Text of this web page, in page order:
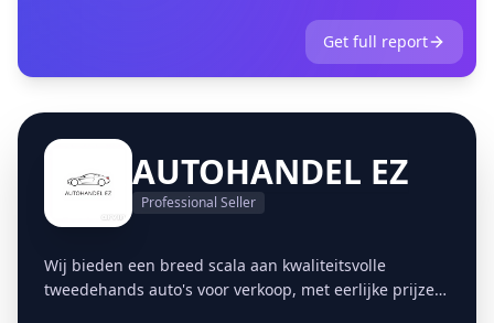
Get full report
AUTOHANDEL EZ
Professional Seller
Wij bieden een breed scala aan kwaliteitsvolle
tweedehands auto's voor verkoop, met eerlijke prijzen